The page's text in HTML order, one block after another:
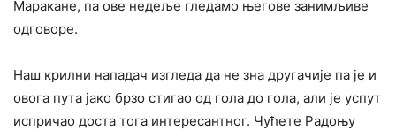
Маракане, па ове недеље гледамо његове занимљиве
одговоре.
Наш крилни нападач изгледа да не зна другачије па је и
овога пута јако брзо стигао од гола до гола, али је успут
испричао доста тога интересантног. Чућете Радоњу